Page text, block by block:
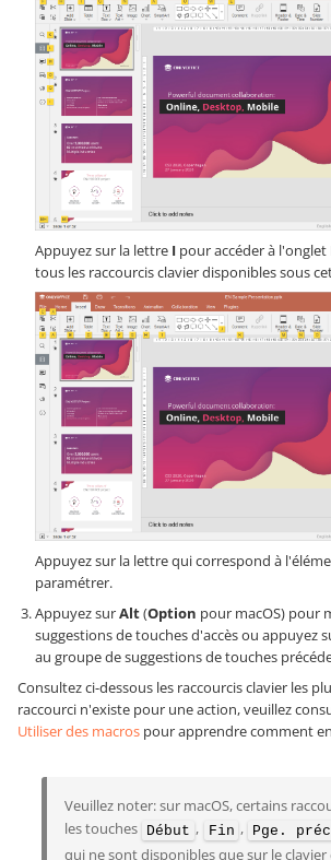
Appuyez sur la lettre I pour accéder à l'onglet
tous les raccourcis clavier disponibles sous
Appuyez sur la lettre qui correspond à
paramétrer.
Appuyez surAlt(Option pour macOS) pour
suggestions de touches d'accès ou appuyez
au groupe de suggestions de touches
Consultez ci-dessous les raccourcis clavier les
raccourci n'existe pour une action, veuillez
Utiliser des macros pour apprendre comment
Veuillez noter: sur macOS, certains
les touches Début , Fin , Pge. préc
qui ne sont disponibles que sur le